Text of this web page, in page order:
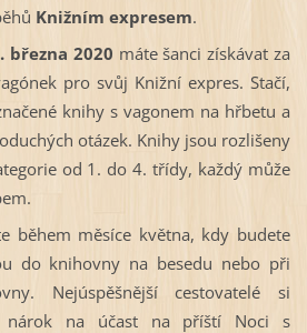
Knižním expresem.
března 2020 máte šanci získávat za
pro svůj Knižní expres. Stačí,
knihy s vagonem na hřbetu a
otázek. Knihy jsou rozlišeny
od 1. do 4. třídy, každý může
během měsíce května, kdy budete
do knihovny na besedu nebo při
Nejúspěšnější cestovatelé si
nárok na účast na příští Noci s